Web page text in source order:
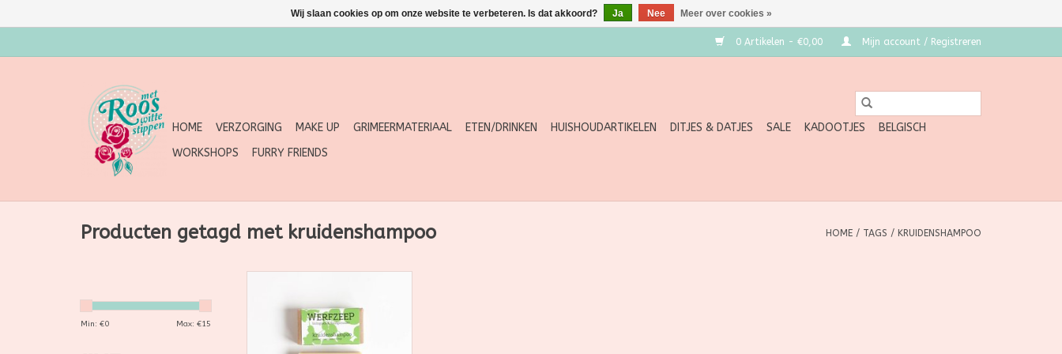
0 Artikelen - €0,00 Mijn account / Registreren
HOME VERZORGING MAKE UP GRIMEERMATERIAAL ETEN/DRINKEN HUISHOUDARTIKELEN DITJES & DATJES SALE KADOOTJES
BELGISCH
WORKSHOPS
FURRY FRIENDS
Producten getagd met kruidenshampoo HOME / TAGS / KRUIDENSHAMPOO
Min: €0 Max: €15
gember, Oost-Indische kers, hop
en heerlijk mild geurend naar
ceder, ylang ylang, palmarosa
Wij slaan cookies op om onze website te verbeteren. Is dat akkoord? Ja Nee Meer over cookies »